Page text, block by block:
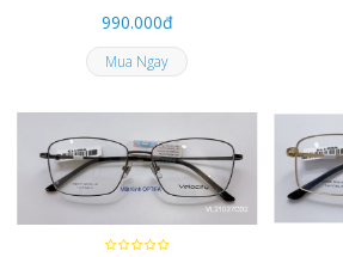
990.000đ
Mua Ngay